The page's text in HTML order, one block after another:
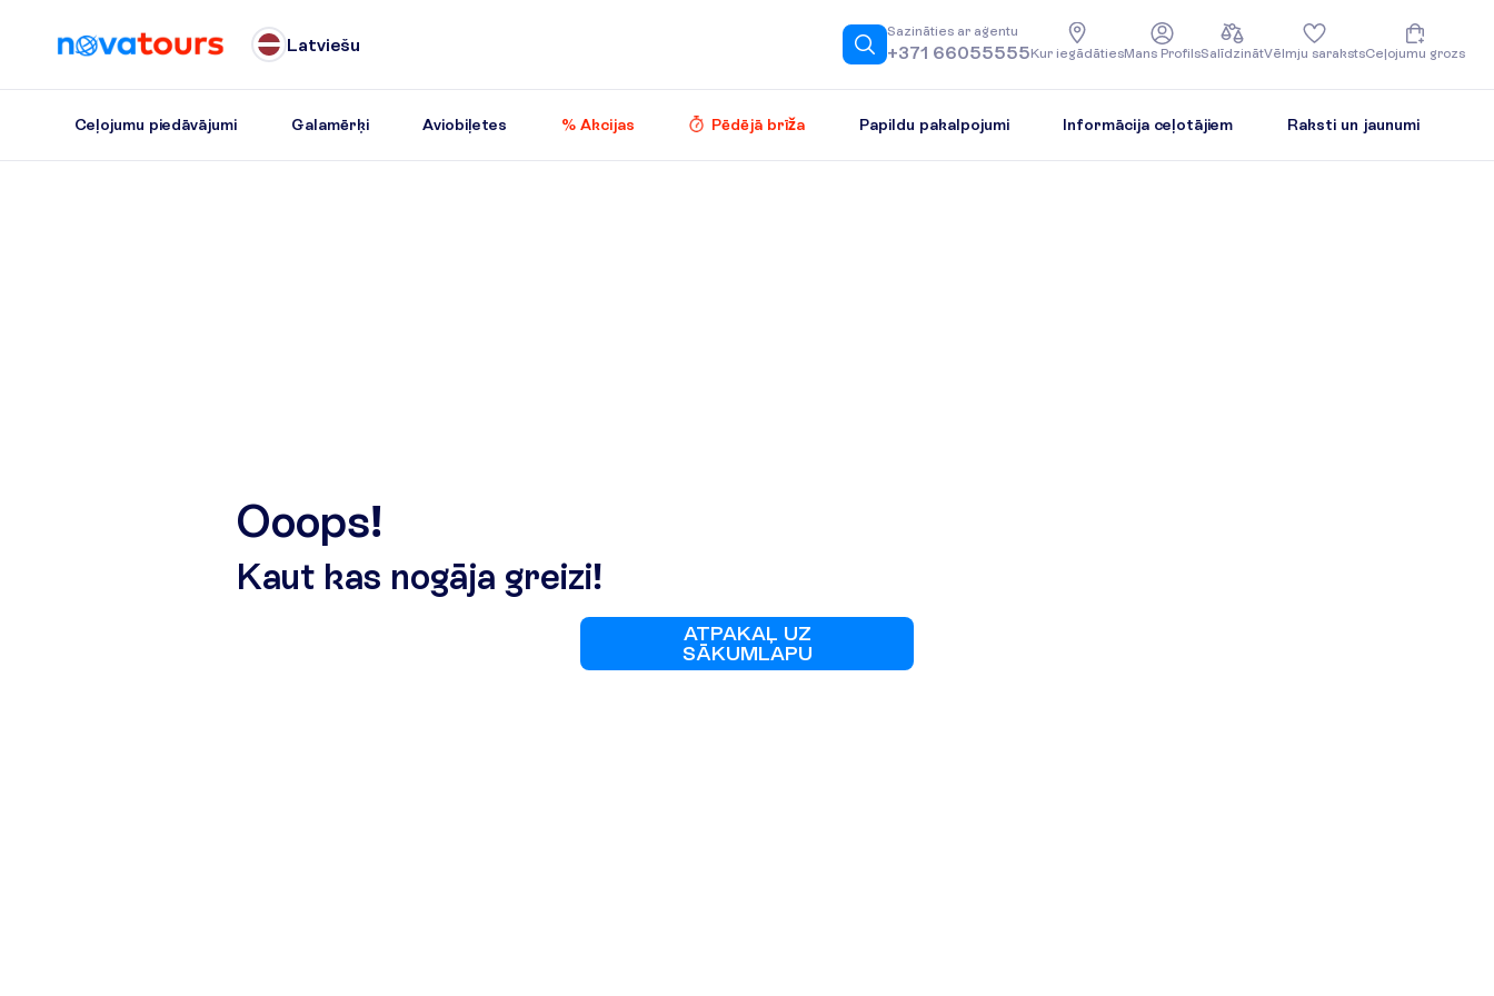
Latviešu
Sazināties ar aģentu
+371 66055555Kur iegādātiesMans ProfilsSalīdzinātVēlmju sarakstsCeļojumu grozs
Ceļojumu piedāvājumi Galamērķi Aviobiļetes % Akcijas Pēdējā brīža Papildu pakalpojumi Informācija ceļotājiem Raksti un jaunumi
Ooops!
Kaut kas nogāja greizi!
ATPAKAĻ UZ
SĀKUMLAPU